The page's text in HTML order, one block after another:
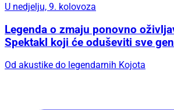
U nedjelju, 9. kolovoza
Legenda o zmaju ponovno
Spektakl koji će oduševiti sve
Od akustike do legendarnih Kojota